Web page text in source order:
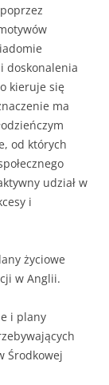
doskonalenia
kieruje się
ma
od których
udział w
i
życiowe
w Anglii.
i plany
Środkowej